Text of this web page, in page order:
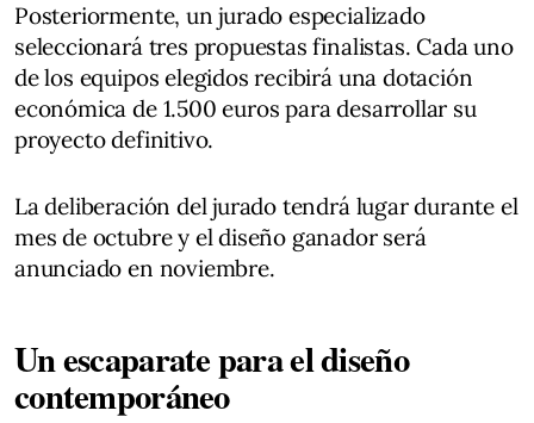
Posteriormente, un jurado especializado
seleccionará tres propuestas finalistas. Cada uno
de los equipos elegidos recibirá una dotación
económica de 1.500 euros para desarrollar su
proyecto definitivo.
La deliberación del jurado tendrá lugar durante el
mes de octubre y el diseño ganador será
anunciado en noviembre.
Un escaparate para el diseño
contemporáneo